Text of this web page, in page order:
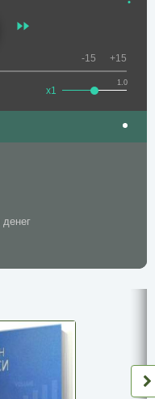
1.0
x1
-15 +15
все что угодно